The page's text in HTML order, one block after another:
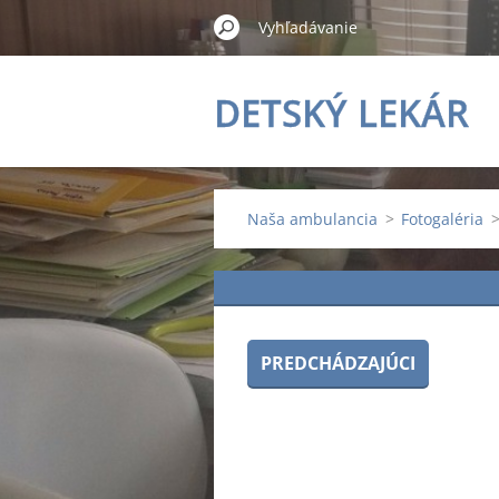
DETSKÝ LEKÁR
Naša ambulancia > Fotogaléria >
PREDCHÁDZAJÚCI